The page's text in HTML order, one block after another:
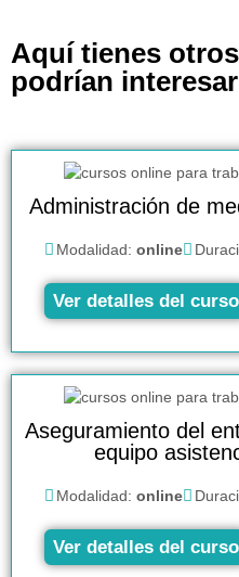
Aquí tienes
podrían
Administración de
Modalidad: online
Ver detalles del curso
Aseguramiento del
equipo
Modalidad: online
Ver detalles del curso